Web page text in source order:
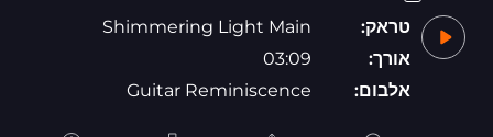
טראק:
Shimmering Light Main
אורך:
03:09
אלבום:
Guitar Reminiscence